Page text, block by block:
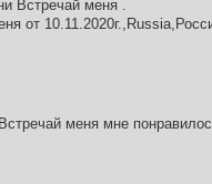
Встречай меня .
от
меня мне